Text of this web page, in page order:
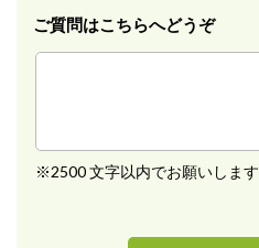
ご質問はこちらへどうぞ
※2500 文字以内でお願いします